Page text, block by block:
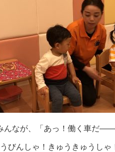
んなが、「あっ！働く車だ
びんしゃ！きゅうきゅうし